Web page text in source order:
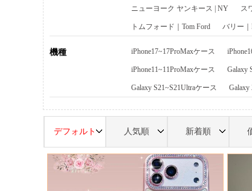
ニューヨーク ヤンキース | NY ス
トムフォード｜Tom Ford バリー
機種 iPhone17~17ProMaxケース
iPhone11~11ProMaxケース Galaxy
Galaxy S21~S21Ultraケース Galaxy
デフォルト 人気順 新着順